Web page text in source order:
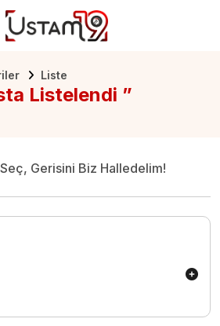
Liste
Listelendi ”
Gerisini Biz Halledelim!